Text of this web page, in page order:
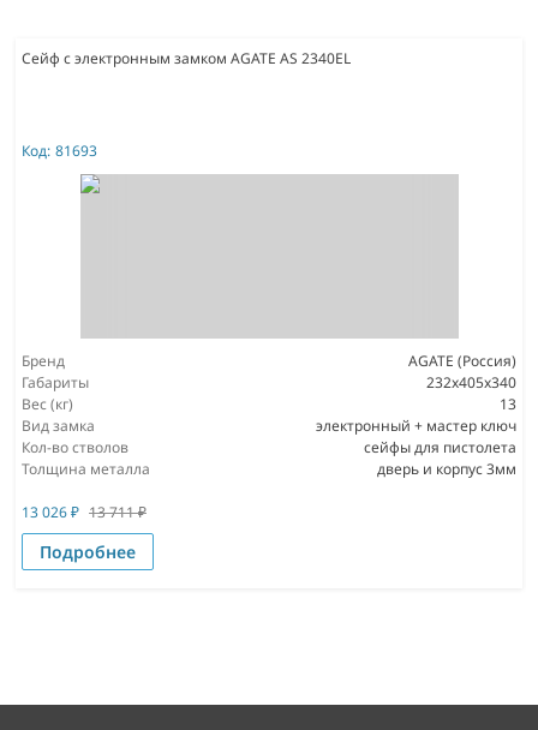
Сейф с электронным замком AGATE AS 2340EL
Код: 81693
Бренд
AGATE (Россия)
Габариты
232х405х340
Вес (кг)
13
Вид замка
электронный + мастер ключ
Кол-во стволов
сейфы для пистолета
Толщина металла
дверь и корпус 3мм
13 026₽ 13 711₽
Подробнее